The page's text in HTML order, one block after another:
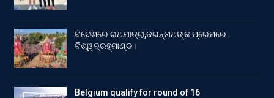
ବିଦେଶରେ ରଥଯାତ୍ରା,ଜଗନ୍ନାଥଙ୍କ ପ୍ରେମରେ
ବିଶ୍ୱବ୍ରହ୍ମାଣ୍ଡ।
Belgium qualify for round of 16